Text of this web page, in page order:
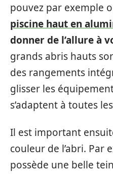
pouvez par exemple
piscine haut en
donner de l’allure à
grands abris hauts
des rangements
glisser les
s’adaptent à toutes
Il est important
couleur de l’abri. Par
possède une belle